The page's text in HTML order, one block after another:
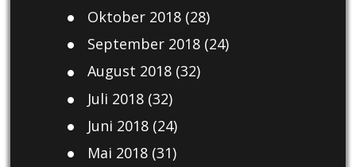
Oktober 2018(28)
September 2018(24)
August 2018(32)
Juli 2018(32)
Juni 2018(24)
Mai 2018(31)